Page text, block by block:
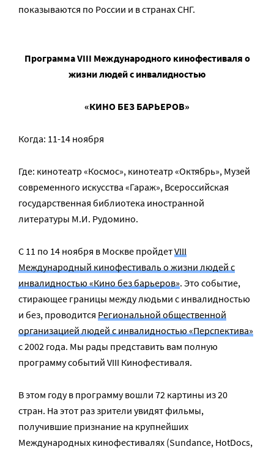
показываются по России и в странах СНГ.
Программа VIII Международного кинофестиваля о
жизни людей с инвалидностью
«КИНО БЕЗ БАРЬЕРОВ»
Когда: 11-14 ноября
Где: кинотеатр «Космос», кинотеатр «Октябрь», Музей
современного искусства «Гараж», Всероссийская
государственная библиотека иностранной
литературы М.И. Рудомино.
С 11 по 14 ноября в Москве пройдетVIII
Международный кинофестиваль о жизни людей с
инвалидностью «Кино без барьеров». Это событие,
стирающее границы между людьми с инвалидностью
и без, проводится Региональной общественной
организацией людей с инвалидностью «Перспектива»
с 2002 года. Мы рады представить вам полную
программу событий VIII Кинофестиваля.
В этом году в программу вошли 72 картины из 20
стран. На этот раз зрители увидят фильмы,
получившие признание на крупнейших
Международных кинофестивалях (Sundance, HotDocs,